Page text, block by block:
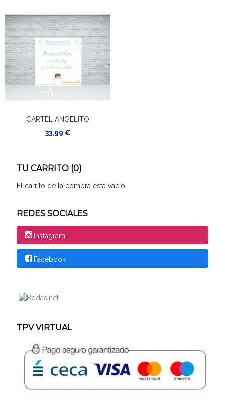
TU CARRITO (0)
El carrito de la compra está vacío
REDES SOCIALES
Instagram
Facebook
TPV VIRTUAL
CARTEL ANGELITO
33,99 €